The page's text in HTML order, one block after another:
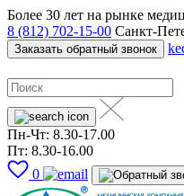
Более 30 лет на рынке
8 (812) 702-15-00 Санкт-
Заказать обратный звонок
Пн-Чт: 8.30-17.00
Пт: 8.30-16.00
0